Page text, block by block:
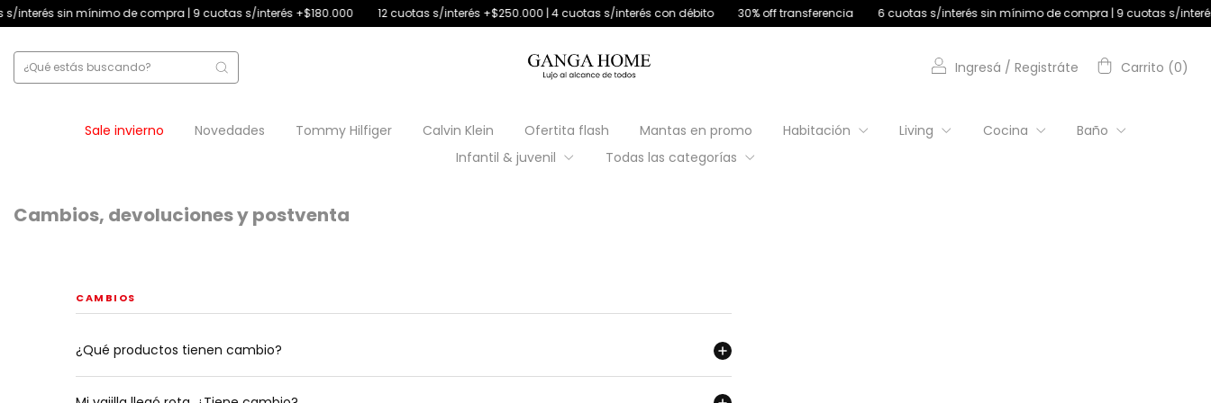
sin mínimo de compra | 9 cuotas s/interés +$180.000 12 cuotas s/interés +$250.000 | 4 cuotas s/interés con débito 30% off transferencia 6 cuotas s/interés sin mínimo de compra | 9 cuotas s/interés
Ingresá / Registráte Carrito (0)
Sale invierno Novedades Tommy Hilfiger Calvin Klein Ofertita flash Mantas en promo Habitación Living Cocina
Baño
Infantil & juvenil
Todas las categorías
Cambios, devoluciones y postventa
CAMBIOS
¿Qué productos tienen cambio?